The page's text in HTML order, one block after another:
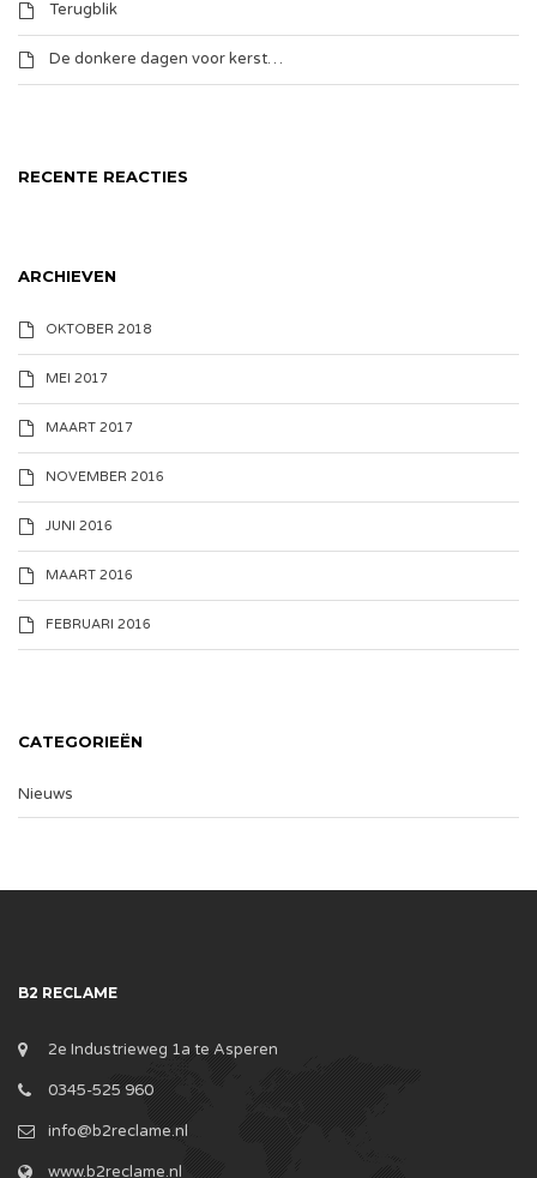
Terugblik
De donkere dagen voor kerst…
RECENTE REACTIES
ARCHIEVEN
OKTOBER 2018
MEI 2017
MAART 2017
NOVEMBER 2016
JUNI 2016
MAART 2016
FEBRUARI 2016
CATEGORIEËN
Nieuws
B2 RECLAME
2e Industrieweg 1a te Asperen
0345-525 960
info@b2reclame.nl
www.b2reclame.nl